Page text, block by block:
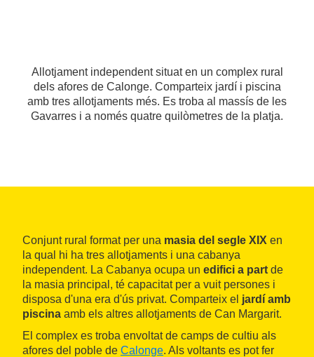
Allotjament independent situat en un complex rural
dels afores de Calonge. Comparteix jardí i piscina
amb tres allotjaments més. Es troba al massís de les
Gavarres i a només quatre quilòmetres de la platja.
Conjunt rural format per una masia del segle XIX en
la qual hi ha tres allotjaments i una cabanya
independent. La Cabanya ocupa un edifici a part de
la masia principal, té capacitat per a vuit persones i
disposa d'una era d'ús privat. Comparteix el jardí amb
piscina amb els altres allotjaments de Can Margarit.
El complex es troba envoltat de camps de cultiu als
afores del poble de Calonge. Als voltants es pot fer